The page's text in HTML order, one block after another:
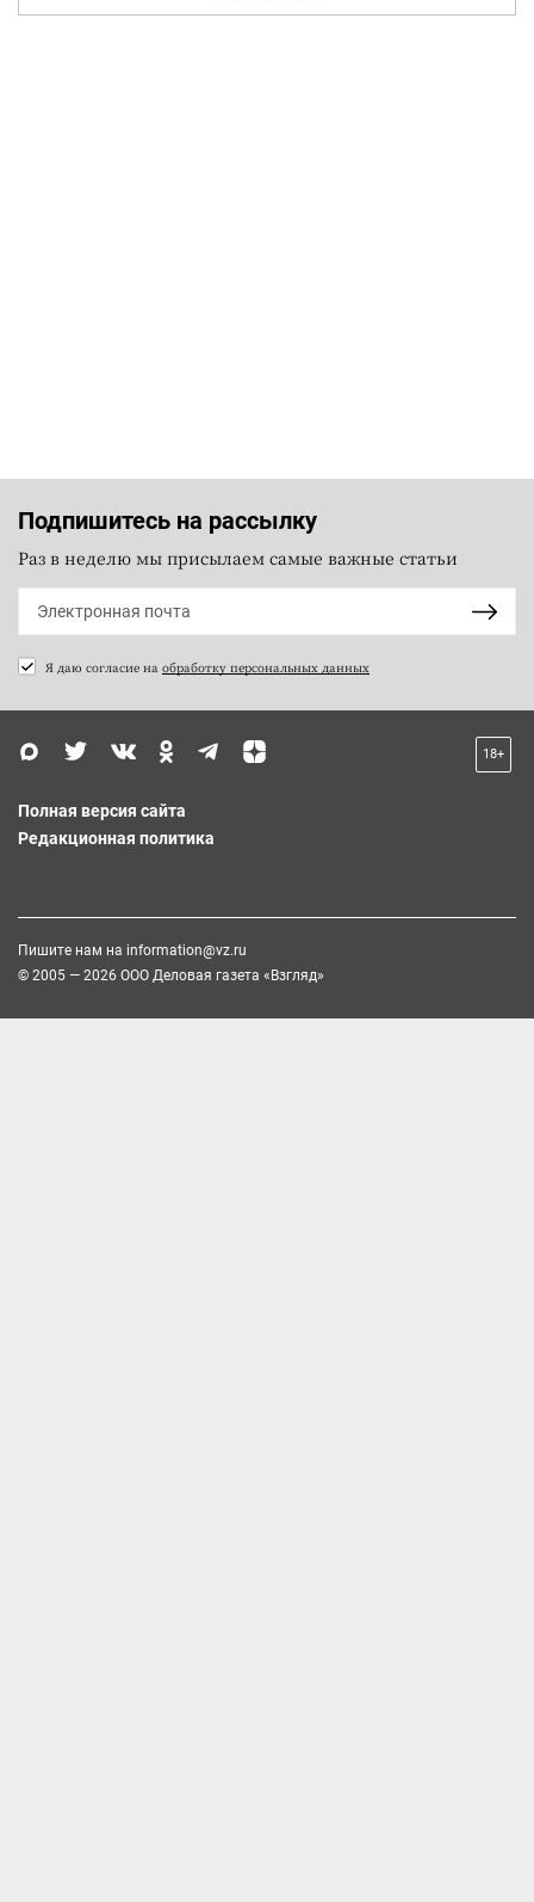
Подпишитесь на рассылку
Раз в неделю мы присылаем самые важные статьи
Я даю согласие на обработку персональных данных
18+
Полная версия сайта
Редакционная политика
Пишите нам на information@vz.ru
© 2005 — 2026 ООО Деловая газета «Взгляд»